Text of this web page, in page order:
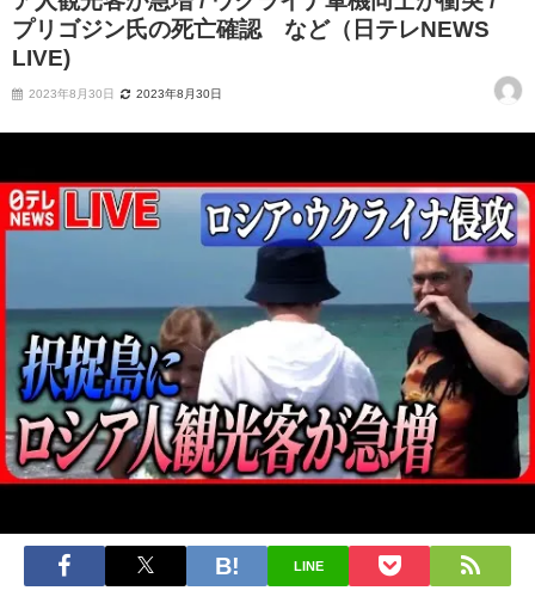
プリゴジン氏の死亡確認 など（日テレNEWS
LIVE)
2023年8月30日 2023年8月30日
LINE